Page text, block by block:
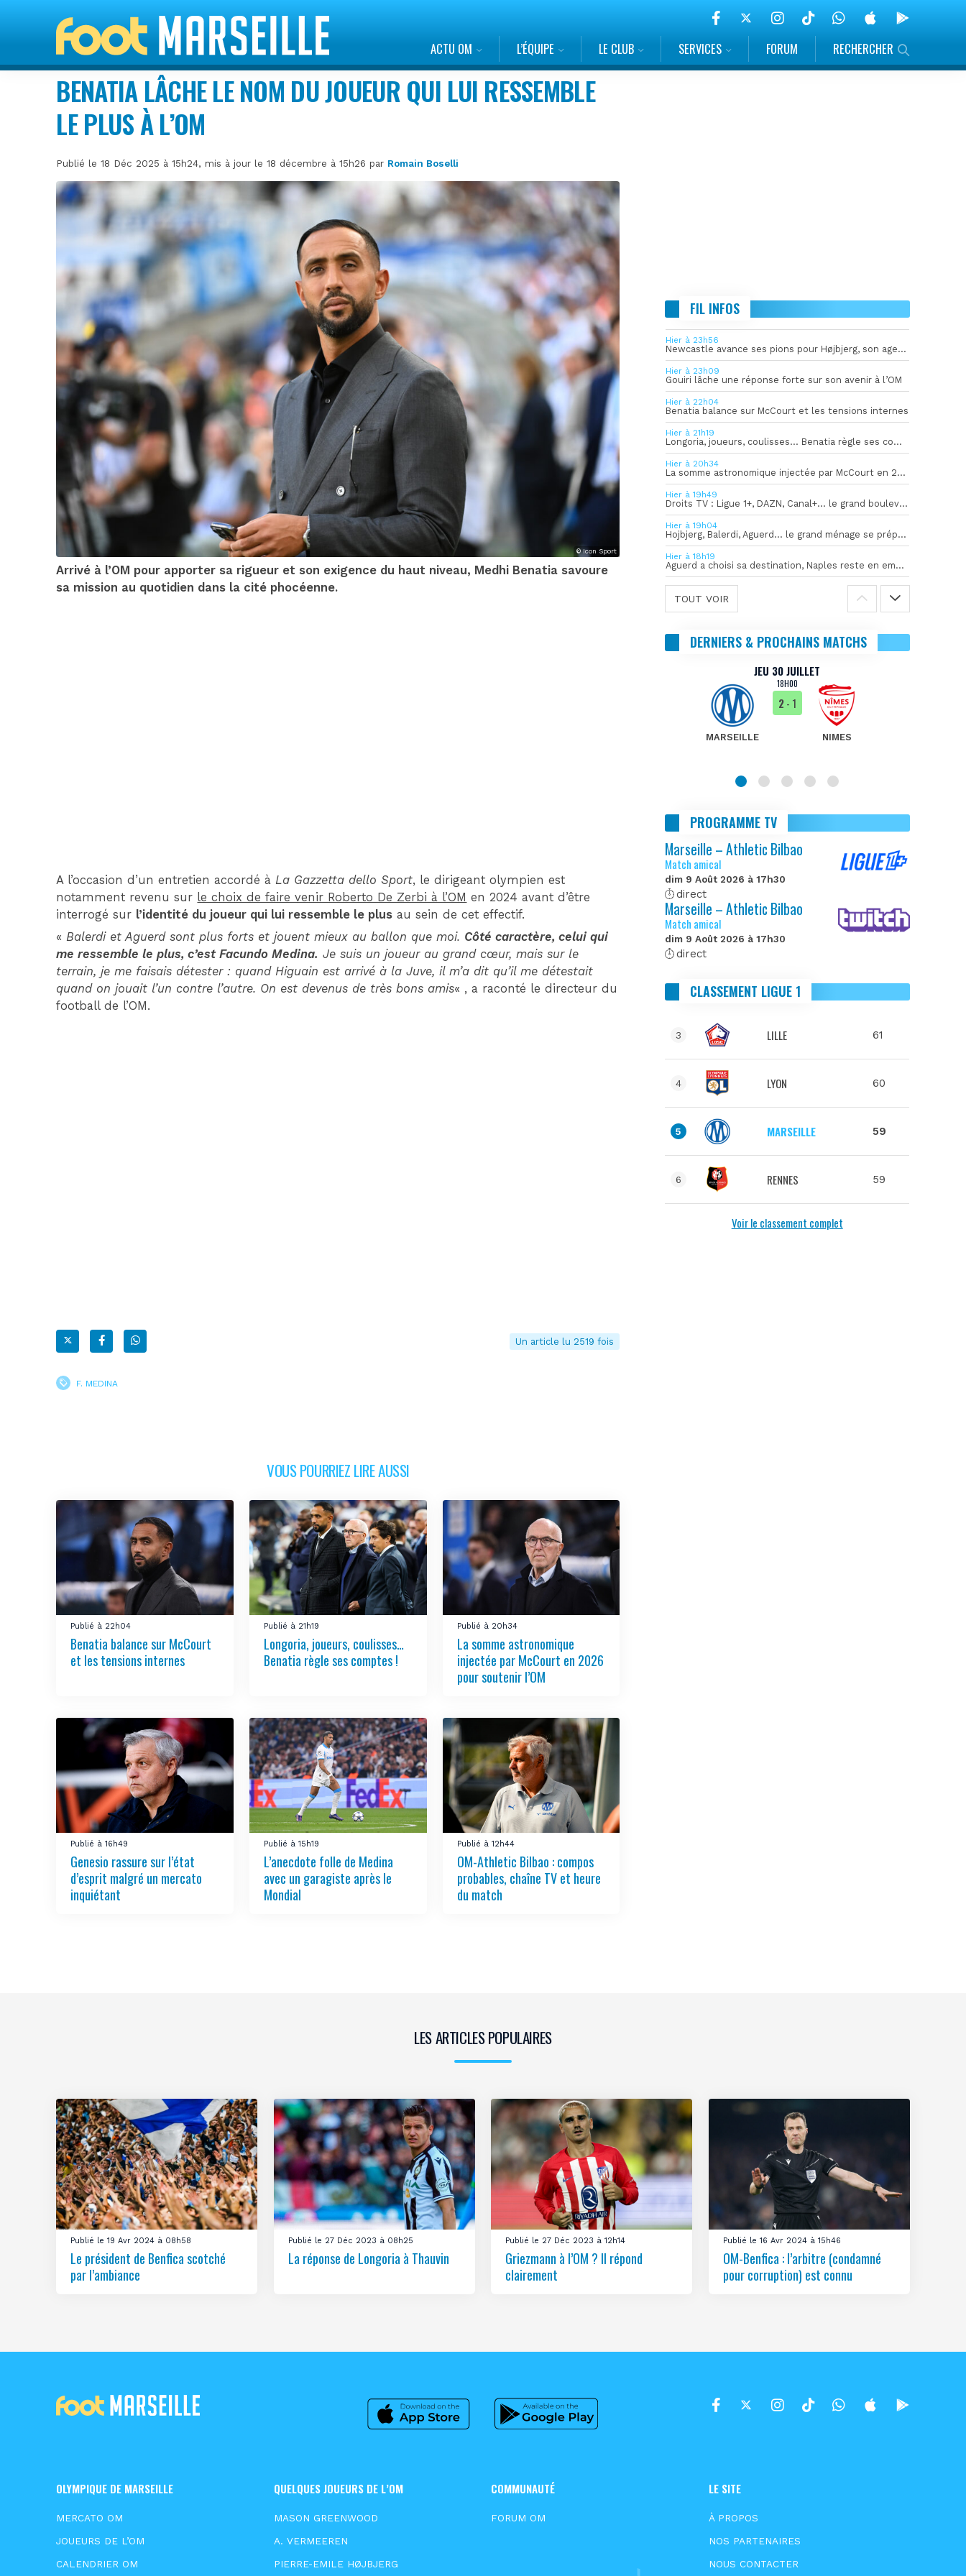
ACTU OM L’ÉQUIPE LE CLUB SERVICES FORUM RECHERCHER
BENATIA LÂCHE LE NOM DU JOUEUR QUI LUI RESSEMBLE
LE PLUS À L’OM
Publié le 18 Déc 2025 à 15h24, mis à jour le 18 décembre à 15h26 par Romain Boselli
© Icon Sport
Arrivé à l’OM pour apporter sa rigueur et son exigence du haut niveau, Medhi Benatia savoure
sa mission au quotidien dans la cité phocéenne.
A l’occasion d’un entretien accordé à La Gazzetta dello Sport, le dirigeant olympien est
notamment revenu sur le choix de faire venir Roberto De Zerbi à l’OM en 2024 avant d’être
interrogé sur l’identité du joueur qui lui ressemble le plus au sein de cet effectif.
« Balerdi et Aguerd sont plus forts et jouent mieux au ballon que moi. Côté caractère, celui qui
me ressemble le plus, c’est Facundo Medina. Je suis un joueur au grand cœur, mais sur le
terrain, je me faisais détester : quand Higuain est arrivé à la Juve, il m’a dit qu’il me détestait
quand on jouait l’un contre l’autre. On est devenus de très bons amis« , a raconté le directeur du
football de l’OM.
Un article lu 2519 fois
F. MEDINA
VOUS POURRIEZ LIRE AUSSI
Publié à 22h04
Benatia balance sur McCourt
et les tensions internes
Publié à 21h19
Longoria, joueurs, coulisses…
Benatia règle ses comptes !
Publié à 20h34
La somme astronomique
injectée par McCourt en 2026
pour soutenir l’OM
Publié à 16h49
Genesio rassure sur l’état
d’esprit malgré un mercato
inquiétant
Publié à 15h19
L’anecdote folle de Medina
avec un garagiste après le
Mondial
Publié à 12h44
OM-Athletic Bilbao : compos
probables, chaîne TV et heure
du match
FIL INFOS
Hier à 23h56
Newcastle avance ses pions pour Højbjerg, son agent sort du silence
Hier à 23h09
Gouiri lâche une réponse forte sur son avenir à l’OM
Hier à 22h04
Benatia balance sur McCourt et les tensions internes
Hier à 21h19
Longoria, joueurs, coulisses… Benatia règle ses comptes !
Hier à 20h34
La somme astronomique injectée par McCourt en 2026 pour soutenir l’OM
Hier à 19h49
Droits TV : Ligue 1+, DAZN, Canal+… le grand bouleversement
Hier à 19h04
Hojbjerg, Balerdi, Aguerd… le grand ménage se prépare
Hier à 18h19
Aguerd a choisi sa destination, Naples reste en embuscade
TOUT VOIR
DERNIERS & PROCHAINS MATCHS
JEU 30 JUILLET
18H00
MARSEILLE
2- 1
NIMES
PROGRAMME TV
Marseille – Athletic Bilbao
Match amical
dim 9 Août 2026 à 17h30
direct
Marseille – Athletic Bilbao
Match amical
dim 9 Août 2026 à 17h30
direct
CLASSEMENT LIGUE 1
3 LILLE 61
4 LYON 60
5 MARSEILLE 59
6 RENNES 59
Voir le classement complet
LES ARTICLES POPULAIRES
Publié le 19 Avr 2024 à 08h58
Le président de Benfica scotché
par l’ambiance
Publié le 27 Déc 2023 à 08h25
La réponse de Longoria à Thauvin
Publié le 27 Déc 2023 à 12h14
Griezmann à l’OM ? Il répond
clairement
Publié le 16 Avr 2024 à 15h46
OM-Benfica : l’arbitre (condamné
pour corruption) est connu
OLYMPIQUE DE MARSEILLE
MERCATO OM
JOUEURS DE L’OM
CALENDRIER OM
QUELQUES JOUEURS DE L’OM
MASON GREENWOOD
A. VERMEEREN
PIERRE-EMILE HØJBJERG
COMMUNAUTÉ
FORUM OM
LE SITE
À PROPOS
NOS PARTENAIRES
NOUS CONTACTER